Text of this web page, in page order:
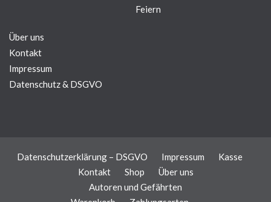
Feiern
Über uns
Kontakt
Impressum
Datenschutz & DSGVO
Datenschutzerklärung – DSGVO Impressum
Kasse
Kontakt
Shop
Über uns
Autoren und Gefährten